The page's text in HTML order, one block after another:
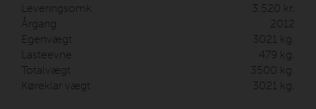
Leveringsomk. 3.520 kr.
Årgang
2012
Egenvægt
3021 kg.
Lasteevne
479 kg.
Totalvægt
3500 kg.
Køreklar vægt
3021 kg.